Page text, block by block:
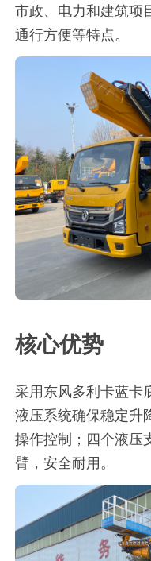
市政、电力和建筑项
通行方便等特点。
核心优势
采用东风多利卡蓝卡
液压系统确保稳定升
操作控制；四个液压
臂，安全耐用。